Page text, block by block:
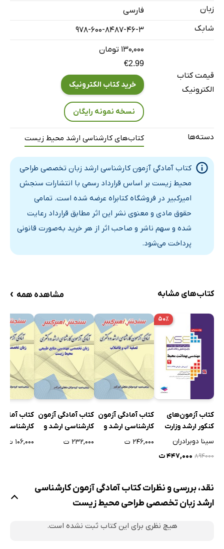
زبان
فارسی
شابک
978-600-8487-46-3
قیمت کتاب
الکترونیک
۱۳۰,۰۰۰ تومان
€2.99
خرید کتاب الکترونیک
نسخه نمونه رایگان
دسته‌ها کتاب‌های کارشناسی ارشد محیط زیست
کتاب آمادگی آزمون کارشناسی ارشد زبان تخصصی طراحی
محیط زیست بر اساس قرارداد رسمی با انتشارات سنجش
امیرکبیر در فروشگاه کتابراه عرضه شده است. تمامی
حقوق مادی و معنوی نشر این اثر مطابق قرارداد رعایت
شده و سهم ناشر و صاحب اثر از هر خرید به‌صورت قانونی
پرداخت می‌شود.
کتاب‌های مشابه مشاهده همه ›
۵۰٪
کتاب آزمون‌های
کنکور ارشد وزارت
بهداشت MSE
محیط - جلد دوم
سینا دوبرادران
۸۹۴۰۰۰ ۴۴۷,۰۰۰ ت
کتاب آمادگی آزمون
کارشناسی ارشد و
دکتری تصفیه آب و
۲۴۶,۰۰۰ ت
کتاب آمادگی آزمون
کارشناسی ارشد و
دکتری زبان تخصصی
۲۳۲,۰۰۰ ت
کتاب
کارشناسی
تخصصی
۱۰۶,۰۰۰ ت
نقد، بررسی و نظرات کتاب آمادگی آزمون کارشناسی
ارشد زبان تخصصی طراحی محیط زیست
هیچ نظری برای این کتاب ثبت نشده است.